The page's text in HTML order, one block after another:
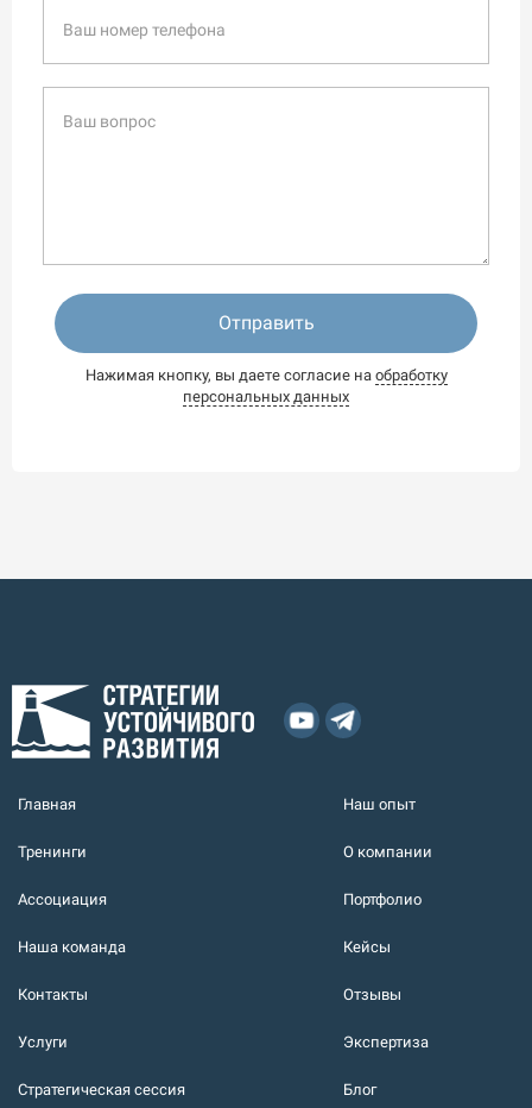
Отправить
Нажимая кнопку, вы даете согласие на обработку
персональных данных
Главная
Тренинги
Ассоциация
Наша команда
Контакты
Услуги
Стратегическая сессия
Наш опыт
О компании
Портфолио
Кейсы
Отзывы
Экспертиза
Блог